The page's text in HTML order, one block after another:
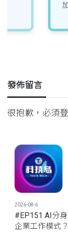
發佈留言
很抱歉，必須
2026-08-6
#EP151 AI分
企業工作模式